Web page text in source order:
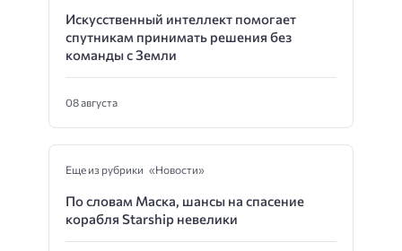
Искусственный интеллект помогает
спутникам принимать решения без
команды с Земли
08 августа
Еще из рубрики «Новости»
По словам Маска, шансы на спасение
корабля Starship невелики